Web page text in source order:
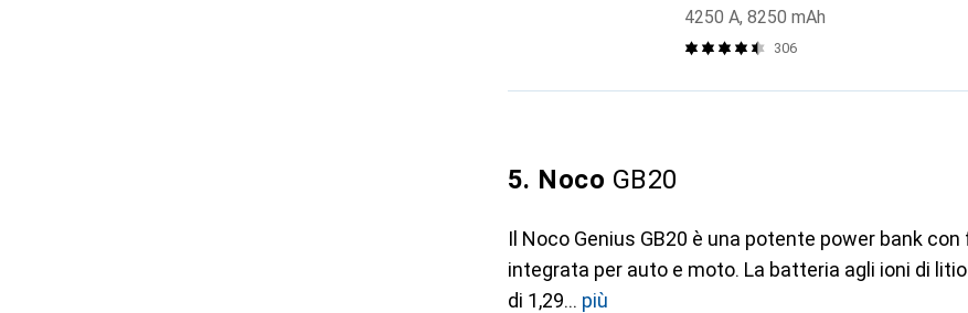
4250 A, 8250 mAh
306
5. Noco GB20
Il Noco Genius GB20 è una potente power bank
integrata per auto e moto. La batteria agli ioni di
di 1,29
più